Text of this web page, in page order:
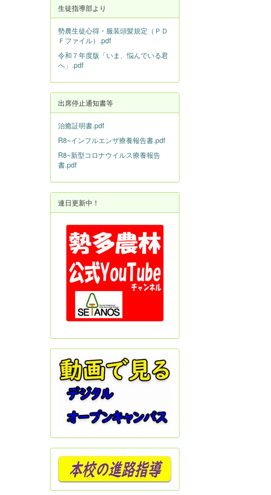
生徒指導部より
勢農生徒心得・服装頭髪規定（ＰＤ
Ｆファイル）.pdf
令和７年度版「いま、悩んでいる君
へ」.pdf
出席停止通知書等
治癒証明書.pdf
R8~インフルエンザ療養報告書.pdf
R8~新型コロナウイルス療養報告
書.pdf
連日更新中！